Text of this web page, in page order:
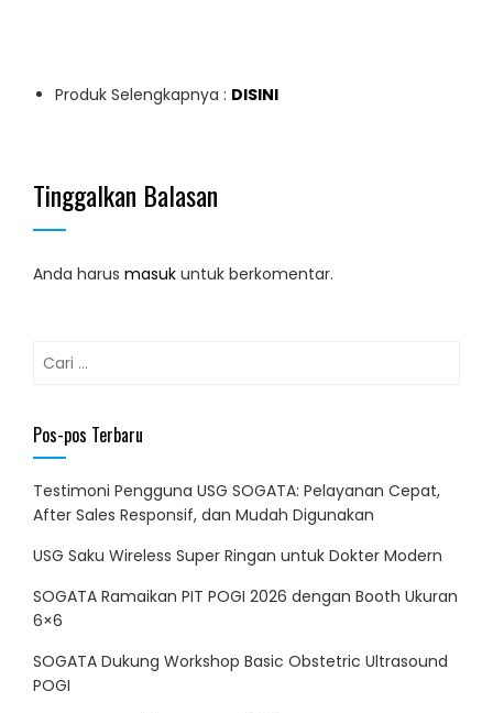
Produk Selengkapnya : DISINI
Tinggalkan Balasan
Anda harus masuk untuk berkomentar.
untuk:
Pos-pos Terbaru
Testimoni Pengguna USG SOGATA: Pelayanan Cepat,
After Sales Responsif, dan Mudah Digunakan
USG Saku Wireless Super Ringan untuk Dokter Modern
SOGATA Ramaikan PIT POGI 2026 dengan Booth Ukuran
6×6
SOGATA Dukung Workshop Basic Obstetric Ultrasound
POGI